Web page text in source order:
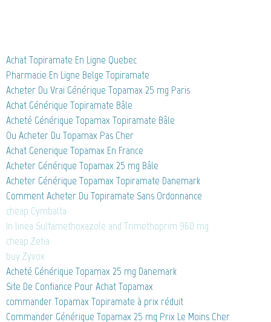
Achat Topiramate En Ligne Quebec
Pharmacie En Ligne Belge Topiramate
Acheter Du Vrai Générique Topamax 25 mg Paris
Achat Générique Topiramate Bâle
Acheté Générique Topamax Topiramate Bâle
Ou Acheter Du Topamax Pas Cher
Achat Generique Topamax En France
Acheter Générique Topamax 25 mg Bâle
Acheter Générique Topamax Topiramate Danemark
Comment Acheter Du Topiramate Sans Ordonnance
cheap Cymbalta
In linea Sulfamethoxazole and Trimethoprim 960 mg
cheap Zetia
buy Zyvox
Acheté Générique Topamax 25 mg Danemark
Site De Confiance Pour Achat Topamax
commander Topamax Topiramate à prix réduit
Commander Générique Topamax 25 mg Prix Le Moins Cher